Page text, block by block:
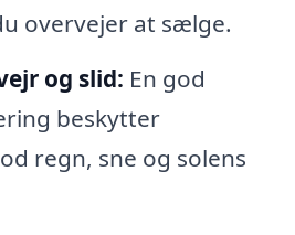
overvejer at sælge.
og slid: En god
beskytter
regn, sne og solens